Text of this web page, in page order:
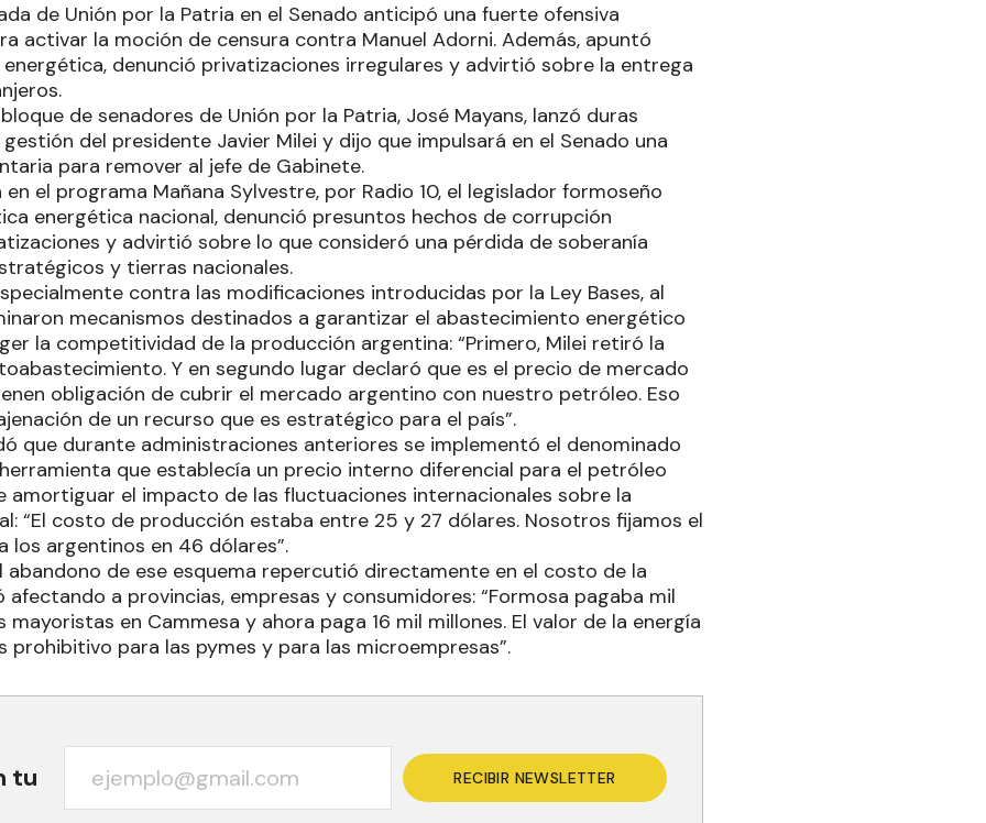
de Unión por la Patria en el Senado anticipó una fuerte ofensiva
activar la moción de censura contra Manuel Adorni. Además, apuntó
denunció privatizaciones irregulares y advirtió sobre la entrega
de senadores de Unión por la Patria, José Mayans, lanzó duras
del presidente Javier Milei y dijo que impulsará en el Senado una
para remover al jefe de Gabinete.
el programa Mañana Sylvestre, por Radio 10, el legislador formoseño
energética nacional, denunció presuntos hechos de corrupción
y advirtió sobre lo que consideró una pérdida de soberanía
y tierras nacionales.
contra las modificaciones introducidas por la Ley Bases, al
mecanismos destinados a garantizar el abastecimiento energético
la competitividad de la producción argentina: “Primero, Milei retiró la
Y en segundo lugar declaró que es el precio de mercado
obligación de cubrir el mercado argentino con nuestro petróleo. Eso
de un recurso que es estratégico para el país”.
que durante administraciones anteriores se implementó el denominado
que establecía un precio interno diferencial para el petróleo
amortiguar el impacto de las fluctuaciones internacionales sobre la
“El costo de producción estaba entre 25 y 27 dólares. Nosotros fijamos el
los argentinos en 46 dólares”.
abandono de ese esquema repercutió directamente en el costo de la
a provincias, empresas y consumidores: “Formosa pagaba mil
mayoristas en Cammesa y ahora paga 16 mil millones. El valor de la energía
prohibitivo para las pymes y para las microempresas”.
tu RECIBIR NEWSLETTER